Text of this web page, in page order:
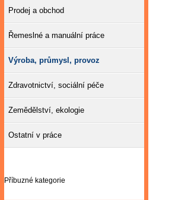
Prodej a obchod
Řemeslné a manuální práce
Výroba, průmysl, provoz
Zdravotnictví, sociální péče
Zemědělství, ekologie
Ostatní v práce
Příbuzné kategorie